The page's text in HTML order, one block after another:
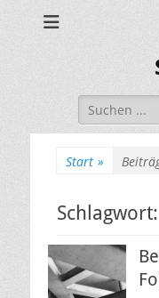
Suchen
nach:
Start »
Schlagwort: